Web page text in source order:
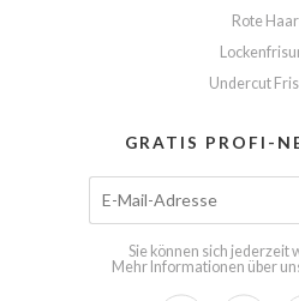
Rote
Undercut
GRATIS PROFI-
Sie können sich jederzeit
Mehr Informationen über